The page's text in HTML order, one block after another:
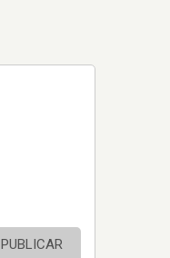
PUBLICAR